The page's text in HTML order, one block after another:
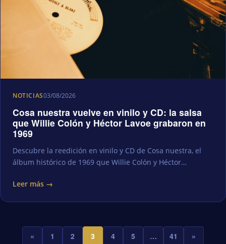
NOTICIAS03/08/2026
Cosa nuestra vuelve en vinilo y CD: la salsa
que Willie Colón y Héctor Lavoe grabaron en
1969
Descubre la reedición en vinilo y CD de Cosa nuestra, el
álbum histórico de 1969 que Willie Colón y Héctor…
Leer más →
« 1 2 3 4 5 … 41 »